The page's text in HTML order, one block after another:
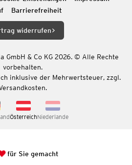
Barrierefreiheit
widerrufen
GmbH & Co KG 2026. © Alle Rechte
vorbehalten.
inklusive der Mehrwertsteuer, zzgl.
ÖsterreichNiederlande
für Sie gemacht